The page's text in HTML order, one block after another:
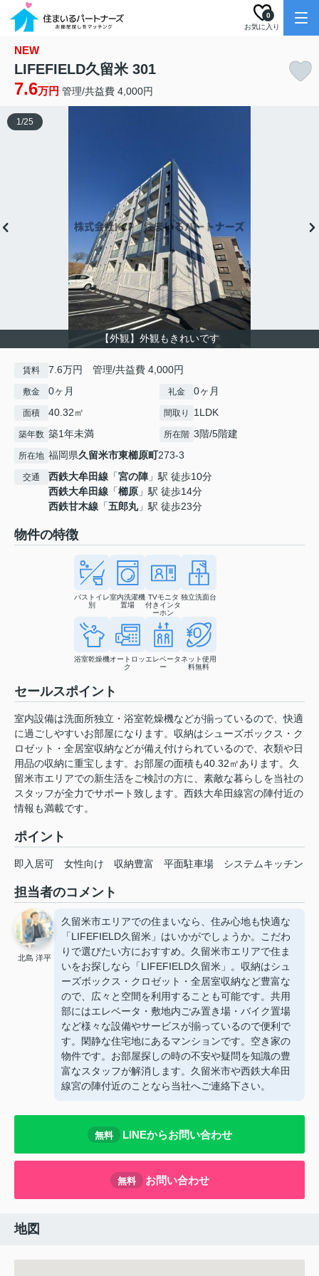
お気に入り
0
NEW
LIFEFIELD久留米 301
7.6万円 管理/共益費 4,000円
【外観】外観もきれいです
1/25
賃料 7.6万円 管理/共益費 4,000円
敷金 0ヶ月 礼金 0ヶ月
面積 40.32㎡ 間取り 1LDK
築年数 築1年未満 所在階 3階/5階建
所在地 福岡県久留米市東櫛原町273-3
交通 西鉄大牟田線 「宮の陣」駅 徒歩10分
西鉄大牟田線 「櫛原 」駅 徒歩14分
西鉄甘木線 「五郎丸」駅 徒歩23分
物件の特徴
バストイレ
別
室内洗濯機
置場
TVモニタ
付きインタ
ーホン
独立洗面台
浴室乾燥機オートロッ
ク
エレベータ
ー
ネット使用
料無料
セールスポイント
室内設備は洗面所独立・浴室乾燥機などが揃っているので、快適
に過ごしやすいお部屋になります。収納はシューズボックス・ク
ロゼット・全居室収納などが備え付けられているので、衣類や日
用品の収納に重宝します。お部屋の面積も40.32㎡あります。久
留米市エリアでの新生活をご検討の方に、素敵な暮らしを当社の
スタッフが全力でサポート致します。西鉄大牟田線宮の陣付近の
情報も満載です。
ポイント
即入居可 女性向け 収納豊富 平面駐車場 システムキッチン
担当者のコメント
北島 洋平
久留米市エリアでの住まいなら、住み心地も快適な
「LIFEFIELD久留米」はいかがでしょうか。こだわ
りで選びたい方におすすめ。久留米市エリアで住ま
いをお探しなら「LIFEFIELD久留米」。収納はシュ
ーズボックス・クロゼット・全居室収納など豊富な
ので、広々と空間を利用することも可能です。共用
部にはエレベータ・敷地内ごみ置き場・バイク置場
など様々な設備やサービスが揃っているので便利で
す。閑静な住宅地にあるマンションです。空き家の
物件です。お部屋探しの時の不安や疑問を知識の豊
富なスタッフが解消します。久留米市や西鉄大牟田
線宮の陣付近のことなら当社へご連絡下さい。
無料 LINEからお問い合わせ
無料 お問い合わせ
地図